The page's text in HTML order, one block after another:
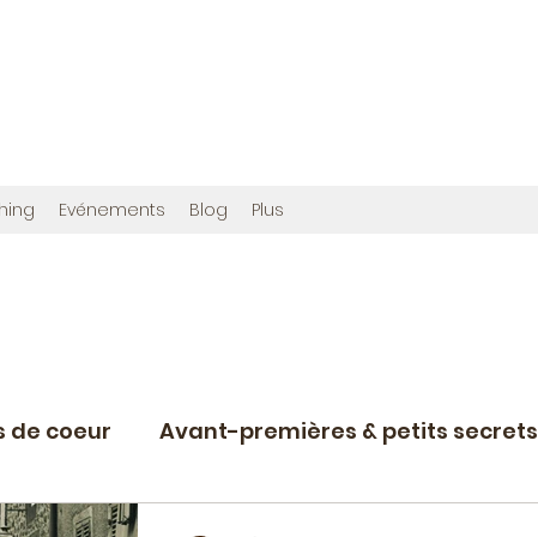
Evénements Blog Plus
de coeur Avant-premières & petits secrets
en cours